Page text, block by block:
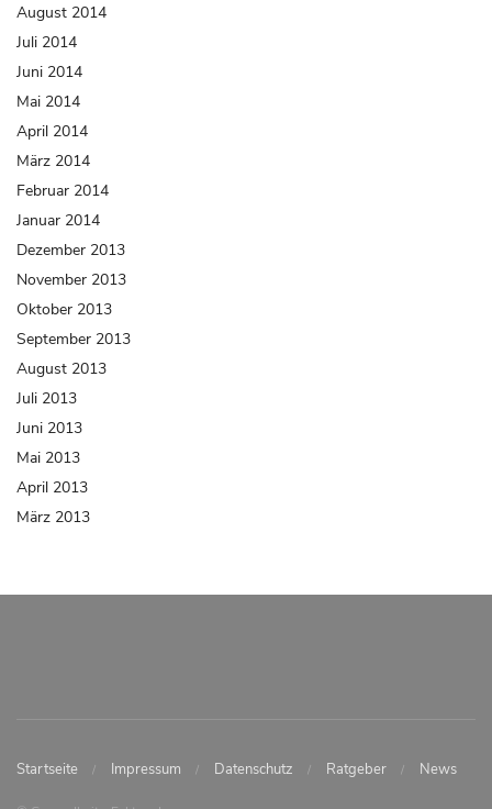
August 2014
Juli 2014
Juni 2014
Mai 2014
April 2014
März 2014
Februar 2014
Januar 2014
Dezember 2013
November 2013
Oktober 2013
September 2013
August 2013
Juli 2013
Juni 2013
Mai 2013
April 2013
März 2013
Startseite Impressum Datenschutz Ratgeber News